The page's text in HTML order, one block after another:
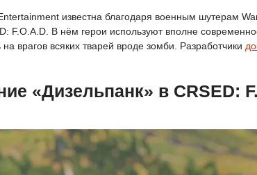
известна благодаря военным шутерам
F.O.A.D. В нём герои используют вполне
врагов всяких тварей вроде зомби. Разработчики
«Дизельпанк» в CRSED: